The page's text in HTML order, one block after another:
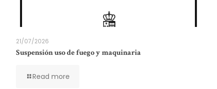
21/07/2026
Suspensión uso de fuego y maquinaria
Read more